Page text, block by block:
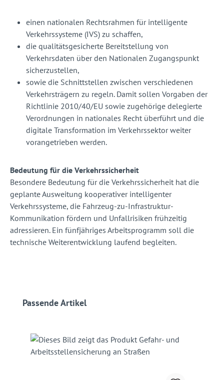
einen nationalen Rechtsrahmen für intelligente
Verkehrssysteme (IVS) zu schaffen,
die qualitätsgesicherte Bereitstellung von
Verkehrsdaten über den Nationalen Zugangspunkt
sicherzustellen,
sowie die Schnittstellen zwischen verschiedenen
Verkehrsträgern zu regeln. Damit sollen Vorgaben der
Richtlinie 2010/40/EU sowie zugehörige delegierte
Verordnungen in nationales Recht überführt und die
digitale Transformation im Verkehrssektor weiter
vorangetrieben werden.
Bedeutung für die Verkehrssicherheit
Besondere Bedeutung für die Verkehrssicherheit hat die
geplante Ausweitung kooperativer intelligenter
Verkehrssysteme, die Fahrzeug-zu-Infrastruktur-
Kommunikation fördern und Unfallrisiken frühzeitig
adressieren. Ein fünfjähriges Arbeitsprogramm soll die
technische Weiterentwicklung laufend begleiten.
Produktgalerie überspringen
Passende Artikel